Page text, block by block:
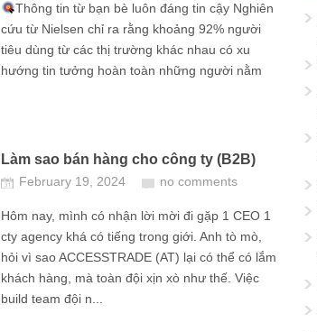
Thông tin từ bạn bè luôn đáng tin cậy Nghiên
cứu từ Nielsen chỉ ra rằng khoảng 92% người
tiêu dùng từ các thị trường khác nhau có xu
hướng tin tưởng hoàn toàn những người nằm
Làm sao bán hàng cho công ty (B2B)
February 19, 2024 no comments
Hôm nay, mình có nhận lời mời đi gặp 1 CEO 1
cty agency khá có tiếng trong giới. Anh tò mò,
hỏi vì sao ACCESSTRADE (AT) lại có thể có lắm
khách hàng, mà toàn đội xịn xò như thế. Việc
build team đội n...